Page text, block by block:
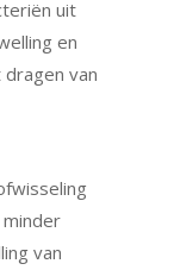
uit
en
van
van